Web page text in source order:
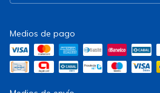
Medios de pago